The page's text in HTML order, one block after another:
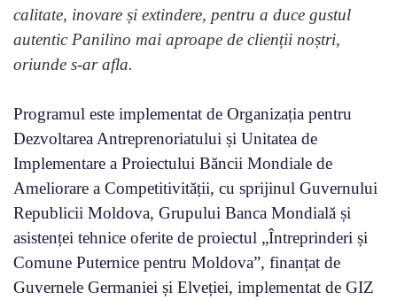
calitate, inovare și extindere, pentru a duce gustul
autentic Panilino mai aproape de clienții noștri,
oriunde s-ar afla.
Programul este implementat de Organizația pentru
Dezvoltarea Antreprenoriatului și Unitatea de
Implementare a Proiectului Băncii Mondiale de
Ameliorare a Competitivității, cu sprijinul Guvernului
Republicii Moldova, Grupului Banca Mondială și
asistenței tehnice oferite de proiectul „Întreprinderi și
Comune Puternice pentru Moldova”, finanțat de
Guvernele Germaniei și Elveției, implementat de GIZ